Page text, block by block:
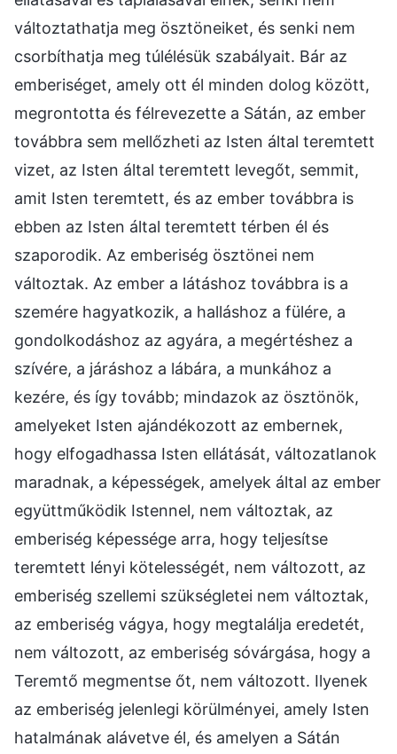
változtathatja meg ösztöneiket, és senki nem
csorbíthatja meg túlélésük szabályait. Bár az
emberiséget, amely ott él minden dolog között,
megrontotta és félrevezette a Sátán, az ember
továbbra sem mellőzheti az Isten által teremtett
vizet, az Isten által teremtett levegőt, semmit,
amit Isten teremtett, és az ember továbbra is
ebben az Isten által teremtett térben él és
szaporodik. Az emberiség ösztönei nem
változtak. Az ember a látáshoz továbbra is a
szemére hagyatkozik, a halláshoz a fülére, a
gondolkodáshoz az agyára, a megértéshez a
szívére, a járáshoz a lábára, a munkához a
kezére, és így tovább; mindazok az ösztönök,
amelyeket Isten ajándékozott az embernek,
hogy elfogadhassa Isten ellátását, változatlanok
maradnak, a képességek, amelyek által az ember
együttműködik Istennel, nem változtak, az
emberiség képessége arra, hogy teljesítse
teremtett lényi kötelességét, nem változott, az
emberiség szellemi szükségletei nem változtak,
az emberiség vágya, hogy megtalálja eredetét,
nem változott, az emberiség sóvárgása, hogy a
Teremtő megmentse őt, nem változott. Ilyenek
az emberiség jelenlegi körülményei, amely Isten
hatalmának alávetve él, és amelyen a Sátán